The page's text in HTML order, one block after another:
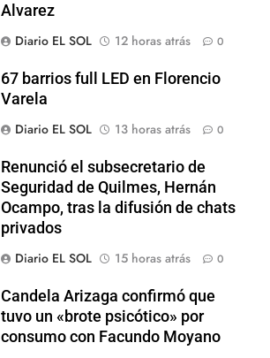
Alvarez
Diario EL SOL
12 horas atrás 0
67 barrios full LED en Florencio
Varela
Diario EL SOL
13 horas atrás 0
Renunció el subsecretario de
Seguridad de Quilmes, Hernán
Ocampo, tras la difusión de chats
privados
Diario EL SOL
15 horas atrás 0
Candela Arizaga confirmó que
tuvo un «brote psicótico» por
consumo con Facundo Moyano